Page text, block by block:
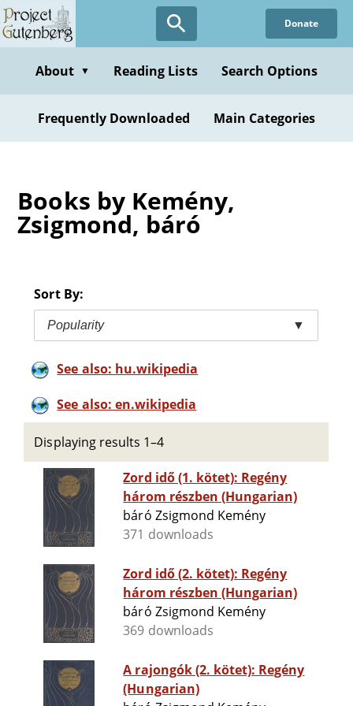
Skip
to
content
Donate
About ▼ Reading Lists Search Options
Frequently Downloaded Main Categories
Books by Kemény,
Zsigmond, báró
Sort By:
Popularity ▼
See also: hu.wikipedia
See also: en.wikipedia
Displaying results 1–4
Zord idő (1. kötet): Regény
három részben (Hungarian)
báró Zsigmond Kemény
371 downloads
Zord idő (2. kötet): Regény
három részben (Hungarian)
báró Zsigmond Kemény
369 downloads
A rajongók (2. kötet): Regény
(Hungarian)